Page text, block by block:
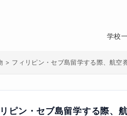
学校
> フィリピン・セブ島留学する際、航空
ピン・セブ島留学する際、